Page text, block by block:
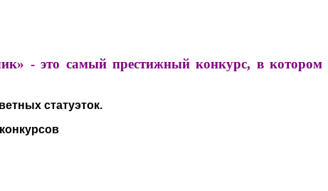
- это самый престижный конкурс, в котором
статуэток.